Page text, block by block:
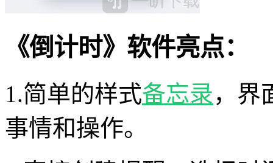
《倒计时》软件亮点：
1.简单的样式备忘录，界
事情和操作。